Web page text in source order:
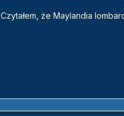
Czytałem, że Maylandia